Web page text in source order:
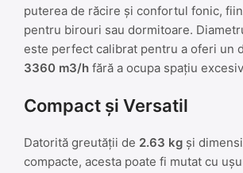
puterea de răcire și confortul fonic,
pentru birouri sau dormitoare.
este perfect calibrat pentru a oferi un
3360 m3/h fără a ocupa spațiu
Compact și Versatil
Datorită greutății de 2.63 kg și
compacte, acesta poate fi mutat cu